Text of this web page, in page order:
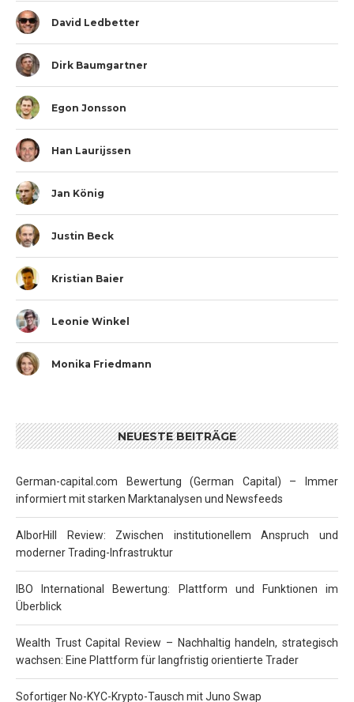
David Ledbetter
Dirk Baumgartner
Egon Jonsson
Han Laurijssen
Jan König
Justin Beck
Kristian Baier
Leonie Winkel
Monika Friedmann
NEUESTE BEITRÄGE
German-capital.com Bewertung (German Capital) – Immer
informiert mit starken Marktanalysen und Newsfeeds
AlborHill Review: Zwischen institutionellem Anspruch und
moderner Trading-Infrastruktur
IBO International Bewertung: Plattform und Funktionen im
Überblick
Wealth Trust Capital Review – Nachhaltig handeln, strategisch
wachsen: Eine Plattform für langfristig orientierte Trader
Sofortiger No-KYC-Krypto-Tausch mit Juno Swap